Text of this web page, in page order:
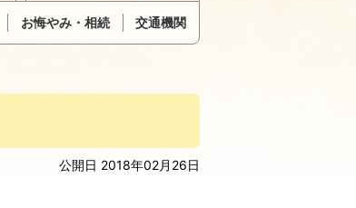
お悔やみ・相続 交通機関
公開日 2018年02月26日